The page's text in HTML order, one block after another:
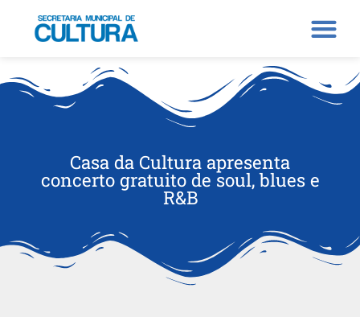
Casa da Cultura apresenta
concerto gratuito de soul, blues e
R&B